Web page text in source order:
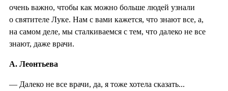
очень важно, чтобы как можно больше людей узнали
о святителе Луке. Нам с вами кажется, что знают все, а,
на самом деле, мы сталкиваемся с тем, что далеко не все
знают, даже врачи.
А. Леонтьева
— Далеко не все врачи, да, я тоже хотела сказать...